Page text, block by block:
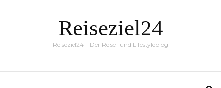
Reiseziel24
Reiseziel24 – Der Reise- und Lifestyleblog